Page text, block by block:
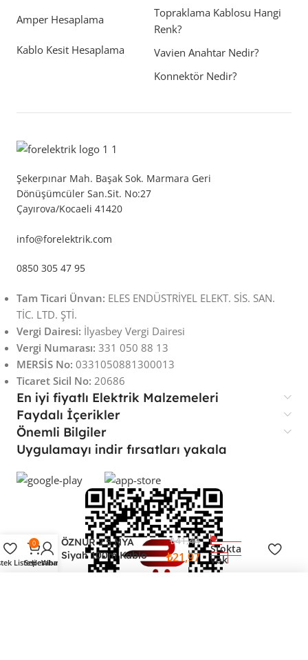
Amper Hesaplama
Kablo Kesit Hesaplama
Topraklama Kablosu Hangi
Renk?
Vavien Anahtar Nedir?
Konnektör Nedir?
Şekerpınar Mah. Başak Sok. Marmara Geri
Dönüşümcüler San.Sit. No:27
Çayırova/Kocaeli 41420
info@forelektrik.com
0850 305 47 95
Tam Ticari Ünvan: ELES ENDÜSTRİYEL ELEKT. SİS. SAN.
TİC. LTD. ŞTİ.
Vergi Dairesi: İlyasbey Vergi Dairesi
Vergi Numarası: 331 050 88 13
MERSİS No: 0331050881300013
Ticaret Sicil No: 20686
En iyi fiyatlı Elektrik Malzemeleri
Faydalı İçerikler
Önemli Bilgiler
Uygulamayı indir fırsatları yakala
ÖZNUR 2.5 NYA
Siyah 100m Kablo
₺41,44
₺21,97
Stokta
yok
Listesi
0
Sepet
Hesabım
Whatsapp